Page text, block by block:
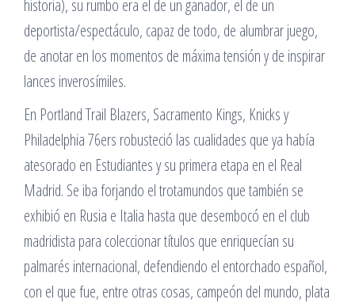
historia), su rumbo era el de un ganador, el de un
deportista/espectáculo, capaz de todo, de alumbrar juego,
de anotar en los momentos de máxima tensión y de inspirar
lances inverosímiles.
En Portland Trail Blazers, Sacramento Kings, Knicks y
Philadelphia 76ers robusteció las cualidades que ya había
atesorado en Estudiantes y su primera etapa en el Real
Madrid. Se iba forjando el trotamundos que también se
exhibió en Rusia e Italia hasta que desembocó en el club
madridista para coleccionar títulos que enriquecían su
palmarés internacional, defendiendo el entorchado español,
con el que fue, entre otras cosas, campeón del mundo, plata